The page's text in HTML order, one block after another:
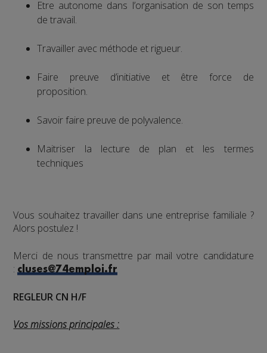
Etre autonome dans l’organisation de son temps
de travail.
Travailler avec méthode et rigueur.
Faire preuve d’initiative et être force de
proposition.
Savoir faire preuve de polyvalence.
Maitriser la lecture de plan et les termes
techniques
Vous souhaitez travailler dans une entreprise familiale ?
Alors postulez !
Merci de nous transmettre par mail votre candidature
:cluses@74emploi.fr
REGLEUR CN H/F
Vos missions principales :